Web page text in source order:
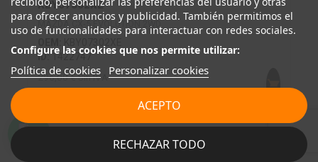
KBY07302XE
MAZDA CX-5 EVOLUTION 2WD
ID:1422747
296,00 € Sin IVA
CARROCERÍA TRASERA
para ofrecer anuncios y publicidad. También permitimos el
uso de funcionalidades para interactuar con redes sociales.
Configure las cookies que nos permite utilizar:
Política de cookies Personalizar cookies
RECHAZAR TODO
ACEPTO